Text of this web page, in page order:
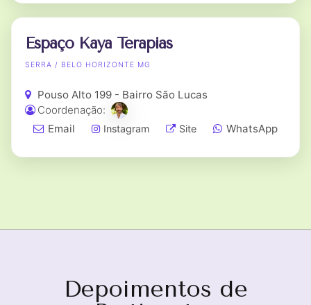
Espaço Kaya Terapias
SERRA / BELO HORIZONTE MG
Pouso Alto 199 - Bairro São Lucas
Coordenação:
Email
Instagram Site WhatsApp
Depoimentos de